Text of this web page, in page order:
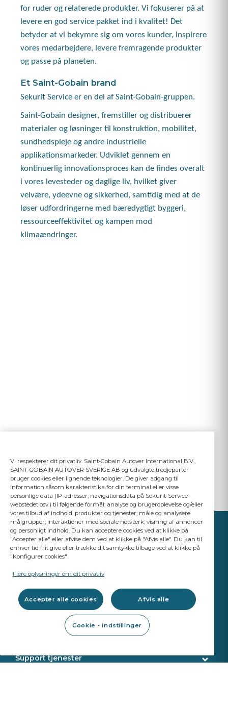
for ruder og relaterede produkter. Vi fokuserer på at
levere en god service pakket ind i kvalitet! Det
betyder at vi bekymre sig om vores kunder, inspirere
vores medarbejdere, levere fremragende produkter
og passe på planeten.
Et Saint-Gobain brand
Sekurit Service er en del af Saint-Gobain-gruppen.
Saint-Gobain designer, fremstiller og distribuerer
materialer og løsninger til konstruktion, mobilitet,
sundhedspleje og andre industrielle
applikationsmarkeder. Udviklet gennem en
kontinuerlig innovationsproces kan de findes overalt
i vores levesteder og daglige liv, hvilket giver
velvære, ydeevne og sikkerhed, samtidig med at de
løser udfordringerne med bæredygtigt byggeri,
ressourceeffektivitet og kampen mod
klimaændringer.
YOUR BUSINESS
A Saint-Gobain brand
Ruder
Værkstedsprodukter
Support tjenester
Vi respekterer dit privatliv. Saint-Gobain Autover International B.V.,
SAINT-GOBAIN AUTOVER SVERIGE AB og udvalgte tredjeparter
bruger cookies eller lignende teknologier. De giver adgang til
information såsom karakteristika for din terminal eller visse
personlige data (IP-adresser, navigationsdata på Sekurit-Service-
webstedet osv.) til følgende formål: analyse og brugeroplevelse og/eller
vores tilbud af indhold, produkter og tjenester; måle og analysere
målgrupper; interaktioner med sociale netværk; visning af annoncer
og personligt indhold. Du kan acceptere cookies ved at klikke på
"Accepter alle" eller afvise dem ved at klikke på "Afvis alle". Du kan til
enhver tid frit give eller trække dit samtykke tilbage ved at klikke på
"Konfigurer cookies"
Flere oplysninger om dit privatliv
Accepter alle cookies Afvis alle
Cookie - indstillinger